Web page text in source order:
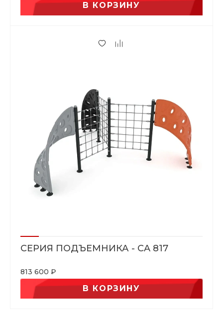
В КОРЗИНУ
СЕРИЯ ПОДЪЕМНИКА - CA 817
813 600 ₽
В КОРЗИНУ